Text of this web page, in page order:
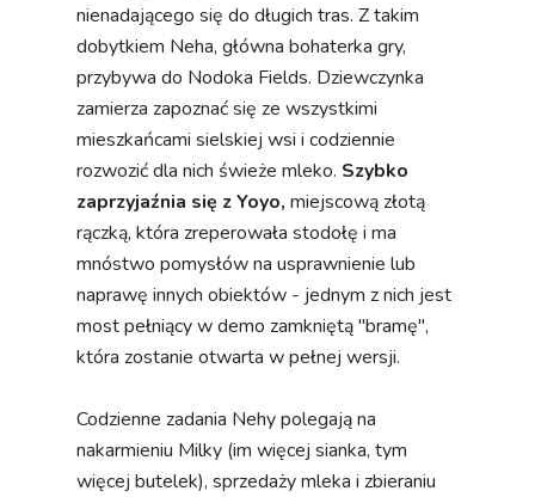
nienadającego się do długich tras. Z takim
dobytkiem Neha, główna bohaterka gry,
przybywa do Nodoka Fields. Dziewczynka
zamierza zapoznać się ze wszystkimi
mieszkańcami sielskiej wsi i codziennie
rozwozić dla nich świeże mleko. Szybko
zaprzyjaźnia się z Yoyo, miejscową złotą
rączką, która zreperowała stodołę i ma
mnóstwo pomysłów na usprawnienie lub
naprawę innych obiektów - jednym z nich jest
most pełniący w demo zamkniętą "bramę",
która zostanie otwarta w pełnej wersji.
Codzienne zadania Nehy polegają na
nakarmieniu Milky (im więcej sianka, tym
więcej butelek), sprzedaży mleka i zbieraniu